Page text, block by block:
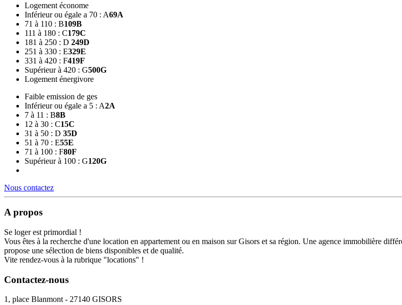
Logement économe
Inférieur ou égale a 70 : A69A
71 à 110 : B109B
111 à 180 : C179C
181 à 250 : D 249D
251 à 330 : E329E
331 à 420 : F419F
Supérieur à 420 : G500G
Logement énergivore
Faible emission de ges
Inférieur ou égale a 5 : A2A
7 à 11 : B8B
12 à 30 : C15C
31 à 50 : D 35D
51 à 70 : E55E
71 à 100 : F80F
Supérieur à 100 : G120G
Nous contactez
A propos
Se loger est primordial !
Vous êtes à la recherche d'une location en appartement ou en maison sur Gisors et sa région. Une agence immobilière
propose une sélection de biens disponibles et de qualité.
Vite rendez-vous à la rubrique "locations" !
Contactez-nous
1, place Blanmont - 27140 GISORS